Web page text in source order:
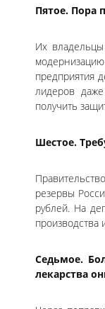
Пятое. Пора
Их
предприятия
лидеров
получить
Шестое.
резервы
рублей. На
Седьмое.
лекарства